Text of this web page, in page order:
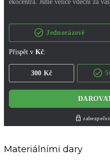
Materiálními dary